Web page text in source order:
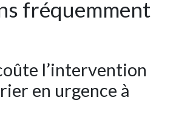
fréquemment
l’intervention
en urgence à